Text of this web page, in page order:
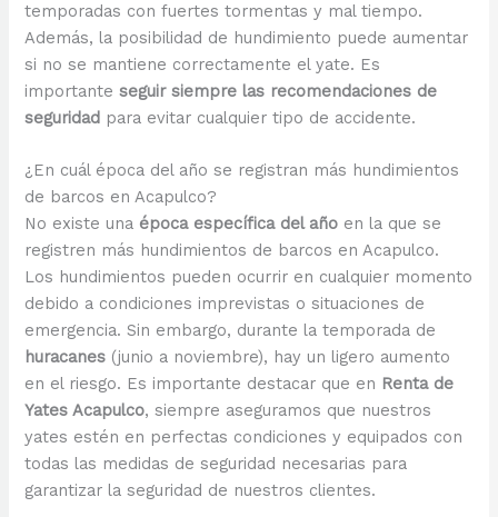
temporadas con fuertes tormentas y mal tiempo.
Además, la posibilidad de hundimiento puede aumentar
si no se mantiene correctamente el yate. Es
importanteseguir siempre las recomendaciones de
seguridad para evitar cualquier tipo de accidente.
¿En cuál época del año se registran más hundimientos
de barcos en Acapulco?
No existe una época específica del año en la que se
registren más hundimientos de barcos en Acapulco.
Los hundimientos pueden ocurrir en cualquier momento
debido a condiciones imprevistas o situaciones de
emergencia. Sin embargo, durante la temporada de
huracanes (junio a noviembre), hay un ligero aumento
en el riesgo. Es importante destacar que en Renta de
Yates Acapulco, siempre aseguramos que nuestros
yates estén en perfectas condiciones y equipados con
todas las medidas de seguridad necesarias para
garantizar la seguridad de nuestros clientes.